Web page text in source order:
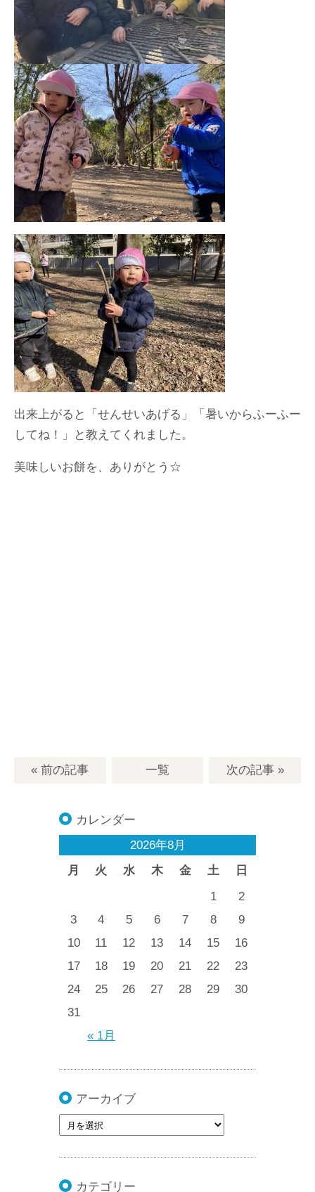
出来上がると「せんせいあげる」「暑いからふーふー
してね！」と教えてくれました。
美味しいお餅を、ありがとう☆
« 前の記事 一覧 次の記事»
カレンダー
2026年8月
月
火 水 木 金 土 日
« 1月
1
2
3
4 5 6 7 8
9
10
11 12 13 14 15
16
17
18 19 20 21 22
23
24
25 26 27 28 29
30
31
アーカイブ
カテゴリー